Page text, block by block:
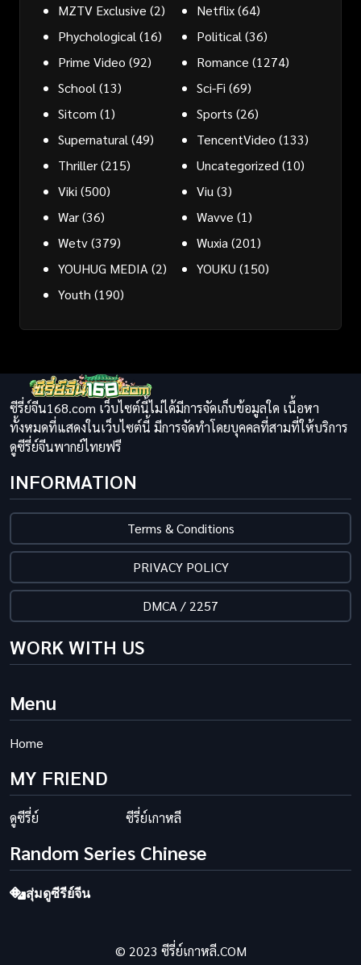
MZTV Exclusive (2) Netflix(64)
Phychological (16) Political (36)
Prime Video (92) Romance (1274)
School (13) Sci-Fi (69)
Sitcom (1) Sports (26)
Supernatural (49) TencentVideo (133)
Thriller(215) Uncategorized (10)
Viki (500) Viu (3)
War(36) Wavve (1)
Wetv(379) Wuxia (201)
YOUHUG MEDIA (2) YOUKU (150)
Youth (190)
ซีรี่ย์จีน168.com เว็บไซต์นี้ไม่ได้มีการจัดเก็บข้อมูลใด เนื้อหา
ทั้งหมดที่แสดงในเว็บไซต์นี้ มีการจัดทำโดยบุคคลที่สามที่ให้บริการ
ดูซีรี่ย์จีนพากย์ไทยฟรี
INFORMATION
Terms & Conditions
PRIVACY POLICY
DMCA / 2257
WORK WITH US
Menu
Home
MY FRIEND
ดูซีรี่ย์ ซีรี่ย์เกาหลี
Random Series Chinese
สุ่มดูซีรีย์จีน
© 2023 ซีรี่ย์เกาหลี.COM